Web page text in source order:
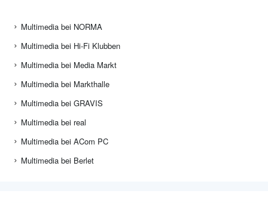
Multimedia bei NORMA
Multimedia bei Hi-Fi Klubben
Multimedia bei Media Markt
Multimedia bei Markthalle
Multimedia bei GRAVIS
Multimedia bei real
Multimedia bei ACom PC
Multimedia bei Berlet